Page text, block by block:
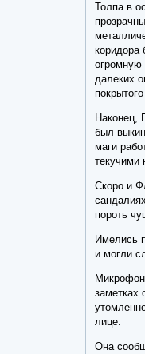
Толпа в
коридора
огромную
далеких
Наконец,
был
маги
текучими
Скоро и
пороть
Имелись
и могли
заметках
лице.
Она